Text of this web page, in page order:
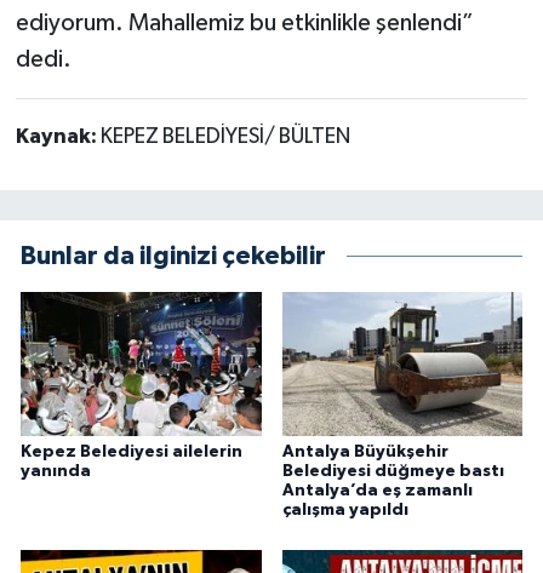
ediyorum. Mahallemiz bu etkinlikle şenlendi”
dedi.
Kaynak: KEPEZ BELEDİYESİ/ BÜLTEN
Bunlar da ilginizi çekebilir
Kepez Belediyesi ailelerin
yanında
Antalya Büyükşehir
Belediyesi düğmeye bastı
Antalya’da eş zamanlı
çalışma yapıldı